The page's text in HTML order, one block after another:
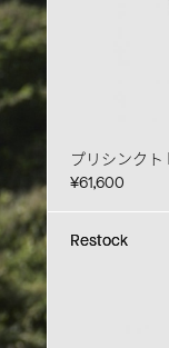
プリシンク
¥61,600
Restock
Restock